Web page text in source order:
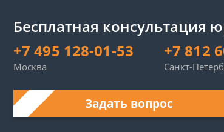
Бесплатная консультация
+7 495 128-01-53
Москва
+7 812
Санкт-
Задать вопрос